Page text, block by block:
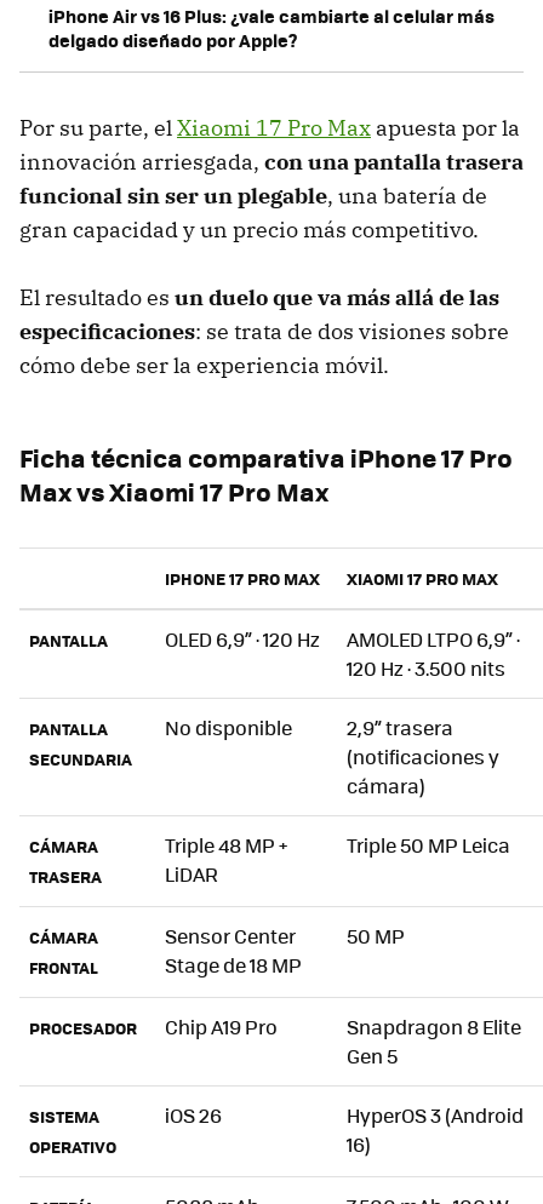
iPhone Air vs 16 Plus: ¿vale cambiarte al celular más
delgado diseñado por Apple?
Por su parte, elXiaomi 17 Pro Max apuesta por la
innovación arriesgada, con una pantalla trasera
funcional sin ser un plegable, una batería de
gran capacidad y un precio más competitivo.
El resultado es un duelo que va más allá de las
especificaciones: se trata de dos visiones sobre
cómo debe ser la experiencia móvil.
Ficha técnica comparativa iPhone 17 Pro
Max vs Xiaomi 17 Pro Max
IPHONE 17 PRO MAX XIAOMI 17 PRO MAX
PANTALLA OLED 6,9” · 120 Hz
AMOLED LTPO 6,9” ·
120 Hz · 3.500 nits
PANTALLA
SECUNDARIA
No disponible
2,9” trasera
(notificaciones y
cámara)
CÁMARA
TRASERA
Triple 48 MP +
LiDAR
Triple 50 MP Leica
CÁMARA
FRONTAL
Sensor Center
Stage de 18 MP
50 MP
PROCESADOR Chip A19 Pro
Snapdragon 8 Elite
Gen 5
SISTEMA
OPERATIVO
iOS 26
HyperOS 3 (Android
16)